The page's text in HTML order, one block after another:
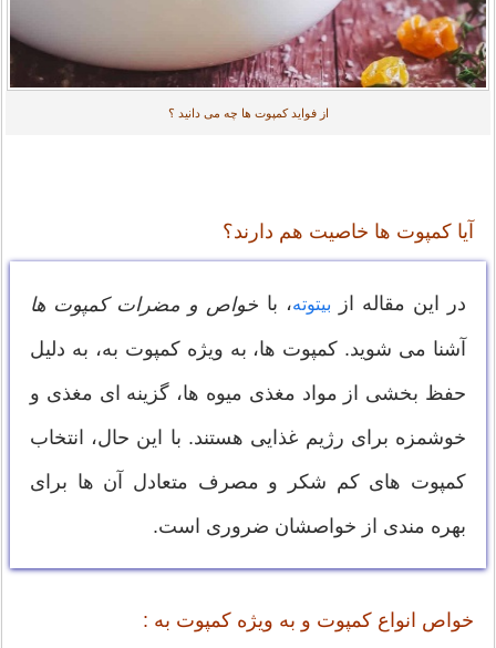
از فواید کمپوت ها چه می دانید ؟
آیا کمپوت ها خاصیت هم دارند؟
در این مقاله از بیتوته، با خواص و مضرات کمپوت ها
آشنا می شوید. کمپوت ها، به ویژه کمپوت به، به دلیل
حفظ بخشی از مواد مغذی میوه ها، گزینه ای مغذی و
خوشمزه برای رژیم غذایی هستند. با این حال، انتخاب
کمپوت های کم شکر و مصرف متعادل آن ها برای
بهره مندی از خواصشان ضروری است.
خواص انواع کمپوت و به ویژه کمپوت به :